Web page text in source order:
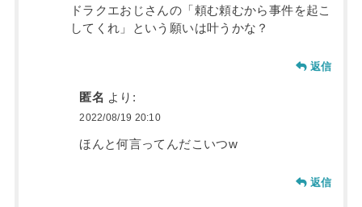
ドラクエおじさんの「頼む頼むから事件を起こ
してくれ」という願いは叶うかな？
返信
匿名 より:
2022/08/19 20:10
ほんと何言ってんだこいつw
返信